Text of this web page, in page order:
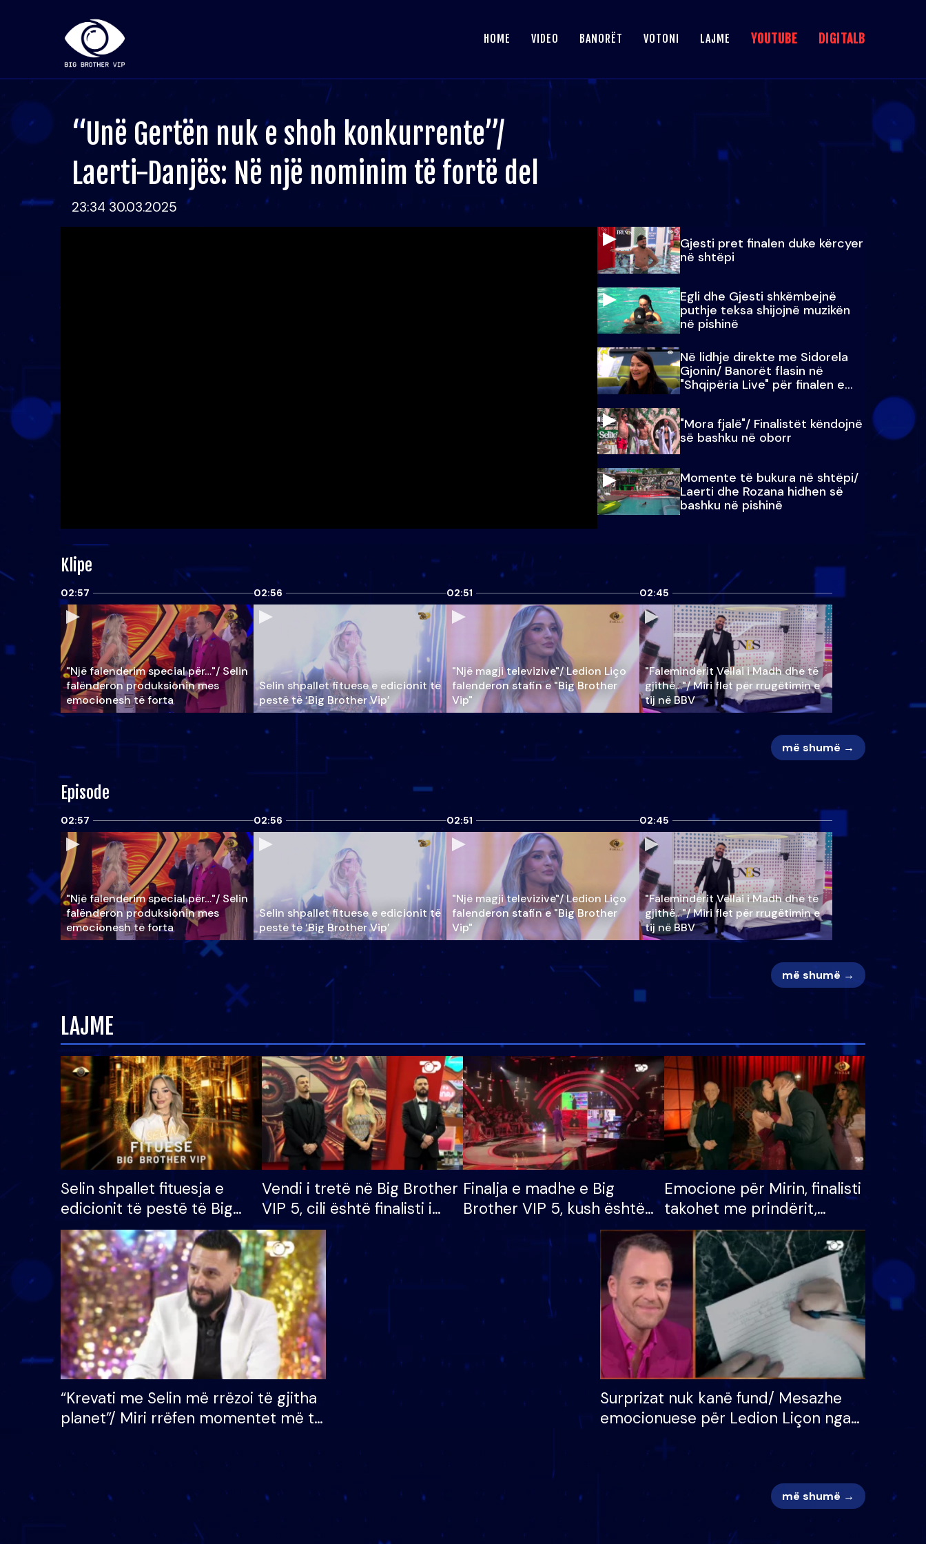
HOME VIDEO BANORËT VOTONI LAJME YOUTUBE DIGITALB
“Unë Gertën nuk e shoh konkurrente”/
Laerti-Danjës: Në një nominim të fortë del
23:34 30.03.2025
Gjesti pret finalen duke kërcyer
në shtëpi
Egli dhe Gjesti shkëmbejnë
puthje teksa shijojnë muzikën
në pishinë
Në lidhje direkte me Sidorela
Gjonin/ Banorët flasin në
"Shqipëria Live" për finalen e
madhe
"Mora fjalë"/ Finalistët këndojnë
së bashku në oborr
Momente të bukura në shtëpi/
Laerti dhe Rozana hidhen së
bashku në pishinë
Klipe
02:57
"Një falenderim special për…"/ Selin
falënderon produksionin mes
emocionesh të forta
02:56
Selin shpallet fituese e edicionit të
pestë të ‘Big Brother Vip’
02:51
"Një magji televizive"/ Ledion Liço
falenderon stafin e "Big Brother
Vip"
02:45
"Faleminderit Vëllai i Madh dhe të
gjithë…"/ Miri flet për rrugëtimin e
tij në BBV
më shumë →
Episode
02:57
"Një falenderim special për…"/ Selin
falënderon produksionin mes
emocionesh të forta
02:56
Selin shpallet fituese e edicionit të
pestë të ‘Big Brother Vip’
02:51
"Një magji televizive"/ Ledion Liço
falenderon stafin e "Big Brother
Vip"
02:45
"Faleminderit Vëllai i Madh dhe të
gjithë…"/ Miri flet për rrugëtimin e
tij në BBV
më shumë →
LAJME
Selin shpallet fituesja e
edicionit të pestë të Big
Brother VIP, rrëmben
çmimin e madh prej 100
mijë eurosh
Vendi i tretë në Big Brother
VIP 5, cili është finalisti i
radhës që lë shtëpinë
Finalja e madhe e Big
Brother VIP 5, kush është
banori i parë që lë shtëpinë
dhe humb mundësinë për
të fituar çmimin e madh
Emocione për Mirin, finalisti
takohet me prindërit,
vajzën dhe bashkëshorten:
S’kemi ndonjë letër divorci
apo jo?
“Krevati me Selin më rrëzoi të gjitha
planet”/ Miri rrëfen momentet më të
mungojë zilja e mëngjesit kur…
Surprizat nuk kanë fund/ Mesazhe
emocionuese për Ledion Liçon nga
më shumë →